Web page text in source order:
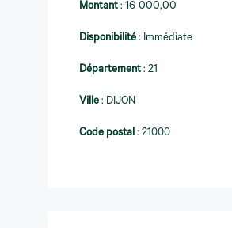
Montant : 16 000,00
Disponibilité : Immédiate
Département : 21
Ville : DIJON
Code postal : 21000